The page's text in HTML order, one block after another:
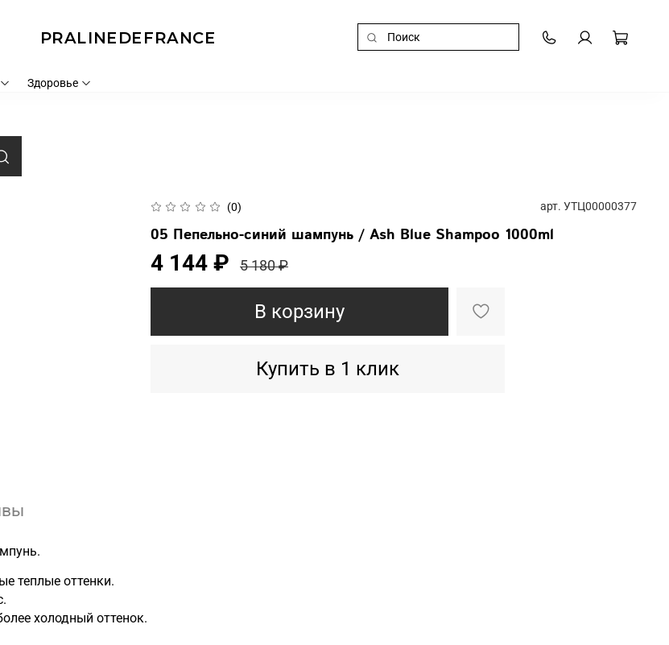
PRALINEDEFRANCE
Здоровье
(0) арт. УТЦ00000377
05 Пепельно-синий шампунь / Ash Blue Shampoo 1000ml
4 144 ₽ 5 180 ₽
В корзину
Купить в 1 клик
теплые оттенки.
холодный оттенок.